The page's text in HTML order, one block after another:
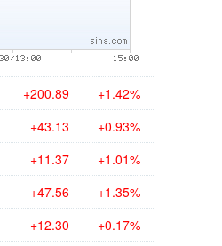
+200.89 +1.42%
+43.13 +0.93%
+11.37 +1.01%
+47.56 +1.35%
+12.30 +0.17%